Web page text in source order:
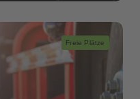
Freie Plätze